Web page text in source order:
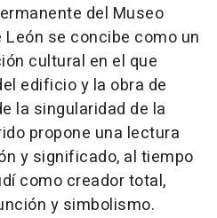
del Museo
León se concibe como un
cultural en el que
edificio y la obra de
la singularidad de la
propone una lectura
y significado, al tiempo
como creador total,
y simbolismo.